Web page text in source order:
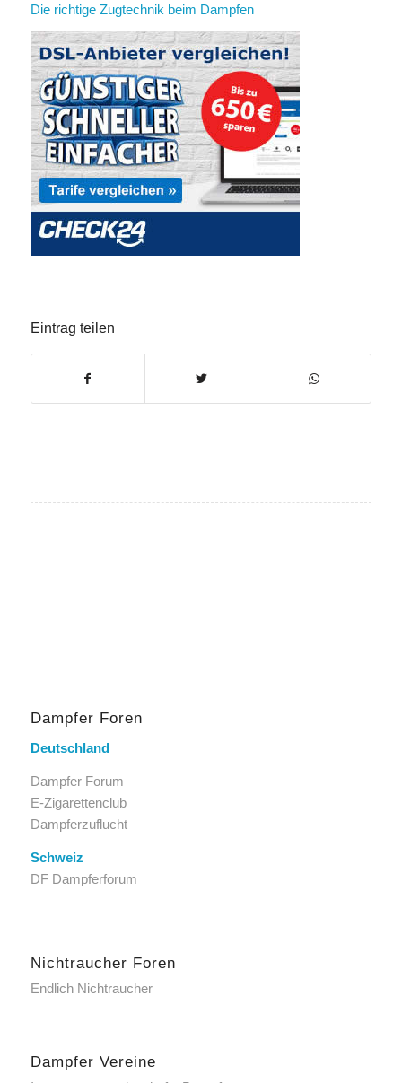
Die richtige Zugtechnik beim Dampfen
Eintrag teilen
Dampfer Foren
Deutschland
Dampfer Forum
E-Zigarettenclub
Dampferzuflucht
Schweiz
DF Dampferforum
Nichtraucher Foren
Endlich Nichtraucher
Dampfer Vereine